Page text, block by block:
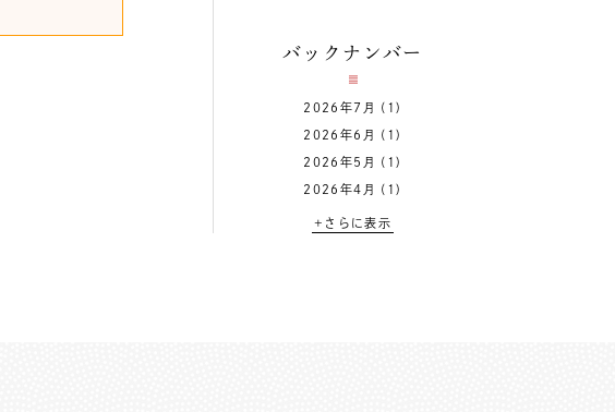
バックナンバー
2026年7月 (1)
2026年6月 (1)
2026年5月 (1)
2026年4月 (1)
+さらに表示